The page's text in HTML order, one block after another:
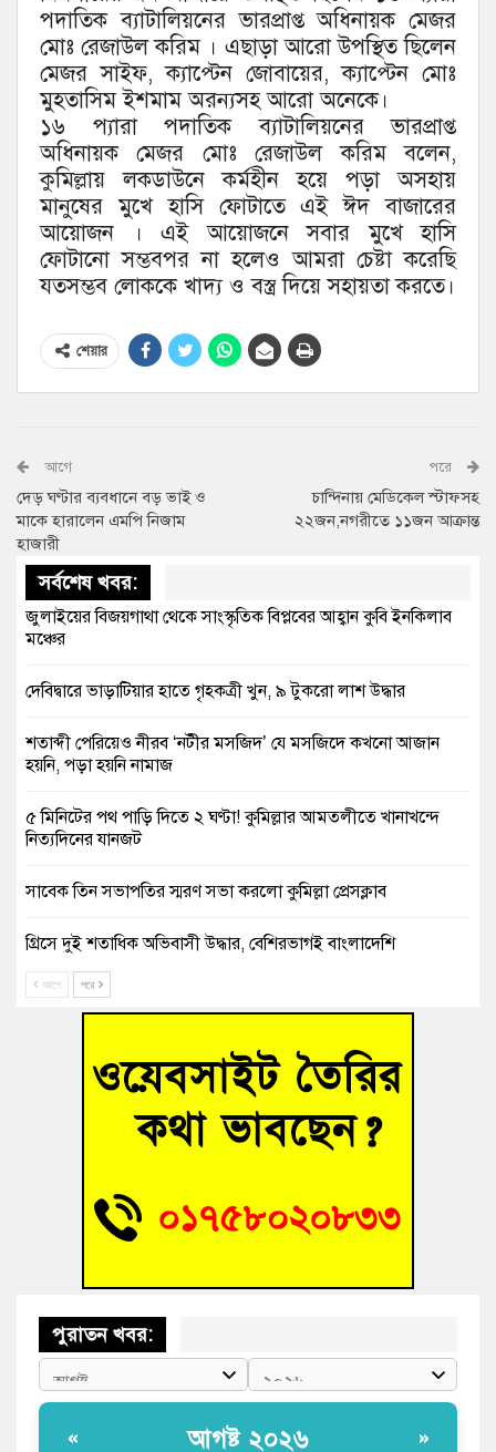
পদাতিক ব্যাটালিয়নের ভারপ্রাপ্ত অধিনায়ক মেজর
মোঃ রেজাউল করিম । এছাড়া আরো উপস্থিত ছিলেন
মেজর সাইফ, ক্যাপ্টেন জোবায়ের, ক্যাপ্টেন মোঃ
মুহতাসিম ইশমাম অরন্যসহ আরো অনেকে।
১৬ প্যারা পদাতিক ব্যাটালিয়নের ভারপ্রাপ্ত
অধিনায়ক মেজর মোঃ রেজাউল করিম বলেন,
কুমিল্লায় লকডাউনে কর্মহীন হয়ে পড়া অসহায়
মানুষের মুখে হাসি ফোটাতে এই ঈদ বাজারের
আয়োজন । এই আয়োজনে সবার মুখে হাসি
ফোটানো সম্ভবপর না হলেও আমরা চেষ্টা করেছি
যতসম্ভব লোককে খাদ্য ও বস্ত্র দিয়ে সহায়তা করতে।
শেয়ার
আগে
দেড় ঘণ্টার ব্যবধানে বড় ভাই ও
মাকে হারালেন এমপি নিজাম
হাজারী
পরে
চান্দিনায় মেডিকেল স্টাফসহ
২২জন,নগরীতে ১১জন আক্রান্ত
সর্বশেষ খবর:
জুলাইয়ের বিজয়গাথা থেকে সাংস্কৃতিক বিপ্লবের আহ্বান কুবি ইনকিলাব
মঞ্চের
দেবিদ্বারে ভাড়াটিয়ার হাতে গৃহকত্রী খুন, ৯ টুকরো লাশ উদ্ধার
শতাব্দী পেরিয়েও নীরব ‘নটীর মসজিদ’ যে মসজিদে কখনো আজান
হয়নি, পড়া হয়নি নামাজ
৫ মিনিটের পথ পাড়ি দিতে ২ ঘণ্টা! কুমিল্লার আমতলীতে খানাখন্দে
নিত্যদিনের যানজট
সাবেক তিন সভাপতির স্মরণ সভা করলো কুমিল্লা প্রেসক্লাব
গ্রিসে দুই শতাধিক অভিবাসী উদ্ধার, বেশিরভাগই বাংলাদেশি
বুড়িচংয়ে নিখোঁজের ৩ দিন পর ফিশারির পুকুরে রিকশাচালকের মরদেহ
“স্পেশাল ট্রাইব্যুনালে জুলাই গণহত্যার বিচার করেন, জনগণ আপনাদের
ছাড়বে না-সাক্কু
ভাষা সৈনিক অজিত গুহ মহাবিদ্যালয়ে জুলাই গণঅভ্যুত্থান দিবসের
‘হাসিনাকে ফেরাতে তৎপরতা’ কুবিতে ১১ শিক্ষককে ঘিরে ফ্যাক্ট-
ফাইন্ডিং কমিটি গঠন
আগে পরে
পুরাতন খবর:
« আগষ্ট ২০২৬ »